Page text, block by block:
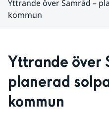
Yttrande över Samråd –
kommun
Yttrande över
planerad
kommun